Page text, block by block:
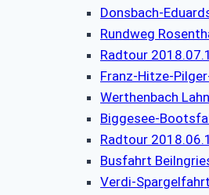
Donsbach-
Rundweg
Radtour
Franz-Hitze-
Werthenbach
Biggesee-
Radtour
Busfahrt
Verdi-Spargelfahrt